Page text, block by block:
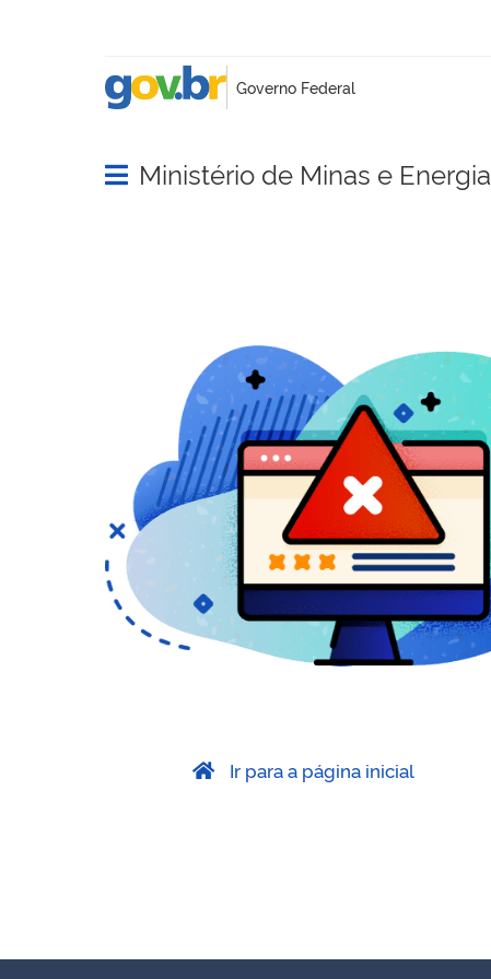
Abrir menu principal de navegação
Ministério de Minas e Energia
Ir para a página inicial